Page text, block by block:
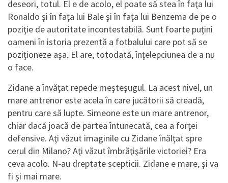
deseori, totul. El e de acolo, el poate să stea în faţa lui
Ronaldo şi în faţa lui Bale şi în faţa lui Benzema de pe o
poziţie de autoritate incontestabilă. Sunt foarte puţini
oameni în istoria prezentă a fotbalului care pot să se
poziţioneze aşa. El are, totodată, înţelepciunea de a nu
o face.
Zidane a învăţat repede meşteşugul. La acest nivel, un
mare antrenor este acela în care jucătorii să creadă,
pentru care să lupte. Simeone este un mare antrenor,
chiar dacă joacă de partea întunecată, cea a forţei
defensive. Aţi văzut imaginile cu Zidane înălţat spre
cerul din Milano? Aţi văzut îmbrăţişările victoriei? Era
ceva acolo. N-au dreptate scepticii. Zidane e mare, şi va
fi şi mai mare.